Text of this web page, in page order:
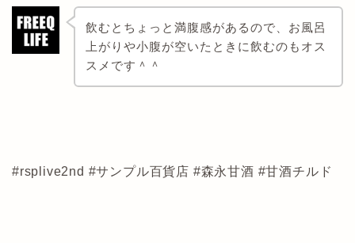
飲むとちょっと満腹感があるので、お風呂
上がりや小腹が空いたときに飲むのもオス
スメです＾＾
#rsplive2nd #サンプル百貨店 #森永甘酒 #甘酒チルド